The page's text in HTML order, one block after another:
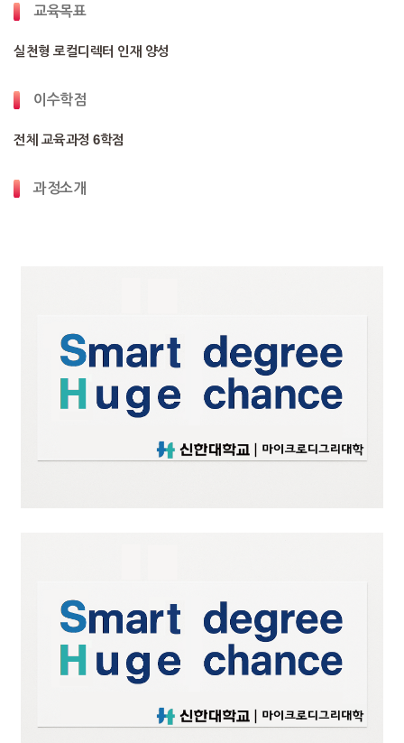
교육목표
실천형 로컬디렉터 인재 양성
이수학점
전체 교육과정 6학점
과정소개